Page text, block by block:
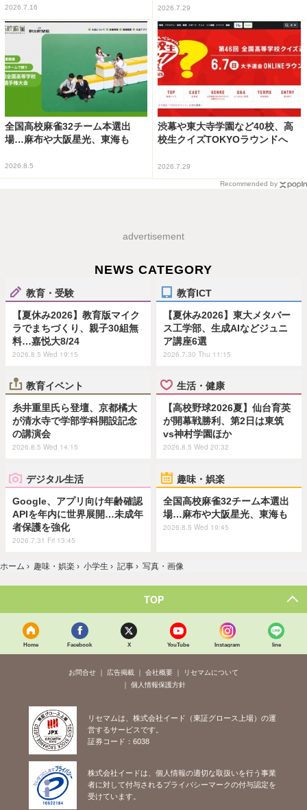
2026.7.16 2026.7.29
全国高校麻雀32チーム本選出
場…麻布や大阪星光、東海も
2026.8.5
渋幕や東大寺学園など40校、高
校生クイズTOKYOラウンドへ
2026.7.29
Recommended by
advertisement
NEWS CATEGORY
教育・受験
【夏休み2026】教育版マイク
ラでまちづくり、親子30組無
料…嘉悦大8/24
2026.8.5 Wed 19:15
教育ICT
【夏休み2026】東大メタバー
ス工学部、生成AIなどジュニ
ア講座6選
2026.7.30 Thu 11:15
教育イベント
糸井重里氏ら登壇、京都橘大
が清水寺で学部学科開設記念
の講演会
2026.8.5 Wed 14:15
生活・健康
【高校野球2026夏】仙台育英
が開幕戦勝利、第2日は東筑
vs神村学園ほか
2026.8.5 Wed 20:32
デジタル生活
Google、アプリ向け年齢確認
APIを年内に世界展開…未成年
者保護を強化
2026.7.31 Fri 13:45
趣味・娯楽
全国高校麻雀32チーム本選出
場…麻布や大阪星光、東海も
2026.8.5 Wed 19:45
ホーム › 趣味・娯楽 › 小学生 › 記事 › 写真・画像
TOP
Home Facebook X YouTube Instagram line
お問合せ 広告掲載 会社概要
リセマムについて
個人情報保護方針
リセマムは、株式会社イード（東証グロース上場）の運
営するサービスです。
証券コード：6038
株式会社イードは、個人情報の適切な取扱いを行う事業
者に対して付与されるプライバシーマークの付与認定を
受けています。